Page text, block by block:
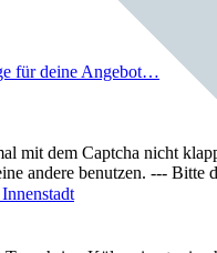
mit dem Captcha nicht
andere benutzen. --- Bitte
für deine Angebot…